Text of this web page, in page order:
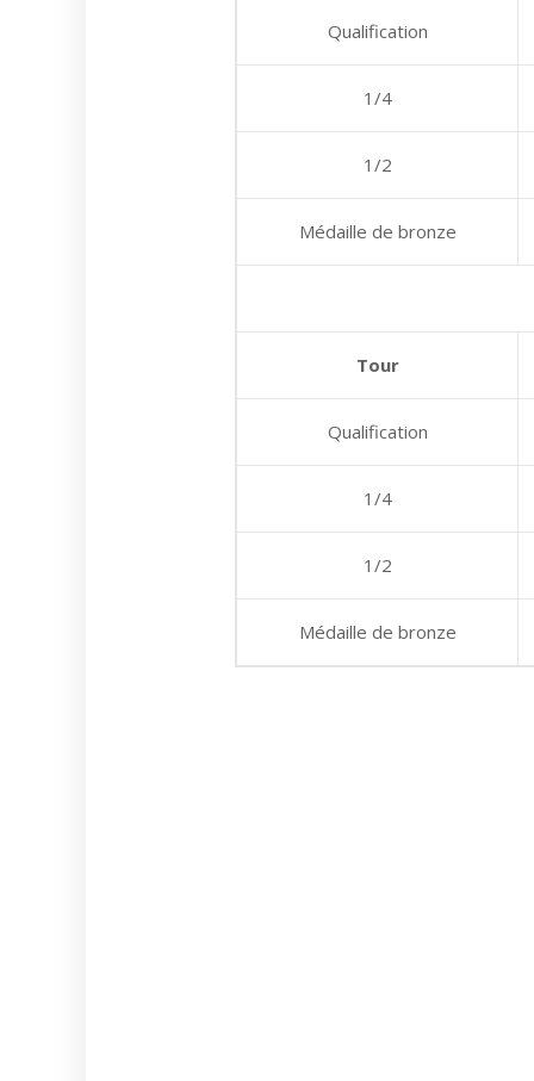
Qualification
1/4
1/2
Médaille de bronze
Tour
Qualification
1/4
1/2
Médaille de bronze